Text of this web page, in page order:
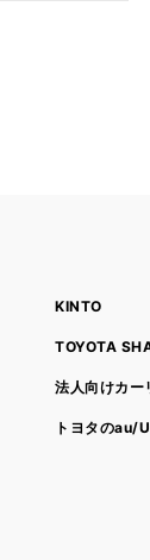
KINTO
TOYOTA
法人向けカー
トヨタのau/